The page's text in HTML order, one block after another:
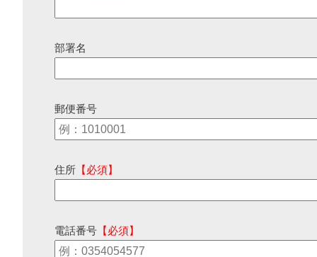
部署名
郵便番号
住所 【必須】
電話番号 【必須】